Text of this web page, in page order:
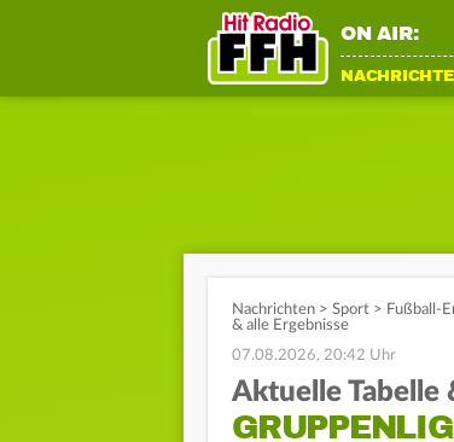
ON AIR:
Nachrichten > Sport > Fußball-
& alle Ergebnisse
07.08.2026, 20:42 Uhr
Aktuelle Tabelle